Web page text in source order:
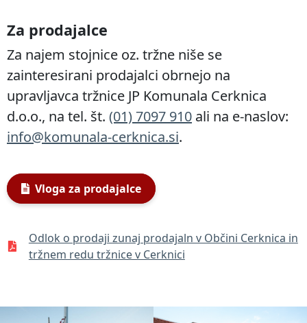
Za prodajalce
Za najem stojnice oz. tržne niše se
zainteresirani prodajalci obrnejo na
upravljavca tržnice JP Komunala Cerknica
d.o.o., na tel. št. (01) 7097 910 ali na e-naslov:
info@komunala-cerknica.si.
Vloga za prodajalce
Odlok o prodaji zunaj prodajaln v Občini Cerknica in
tržnem redu tržnice v Cerknici